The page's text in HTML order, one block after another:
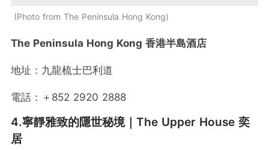
Photo from The Peninsula Hong Kong
The Peninsula Hong Kong 香港半島酒店
地址：九龍梳士巴利道
電話：＋852 2920 2888
4.寧靜雅致的隱世秘境｜The Upper House 奕
居